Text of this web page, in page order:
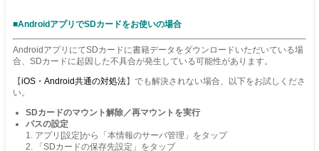
■AndroidアプリでSDカードをお使いの場合
AndroidアプリにてSDカードに書籍データをダウンロードいただいている場
合、SDカードに起因した不具合が発生している可能性があります。
【iOS・Android共通の対処法】でも解決されない場合、以下をお試しくださ
い。
SDカードのマウント解除／再マウントを実行
パスの設定
1. アプリ[設定]から「本情報のサーバ管理」をタップ
2. 「SDカードの保存先設定」をタップ